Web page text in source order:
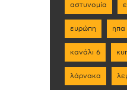
αστυνομία
ευρώπη ηπα
κανάλι 6
λάρνακα